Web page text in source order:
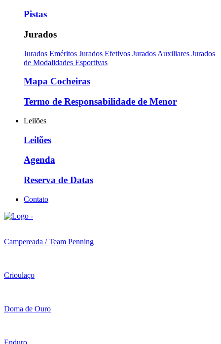
Pistas
Jurados
Jurados Eméritos Jurados Efetivos Jurados Auxiliares Jurados
de Modalidades Esportivas
Mapa Cocheiras
Termo de Responsabilidade de Menor
Leilões
Leilões
Agenda
Reserva de Datas
Contato
Campereada / Team Penning
Crioulaço
Doma de Ouro
Enduro